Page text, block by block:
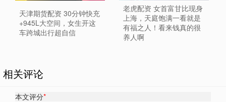
天津期货配资 30分钟快充
+945L大空间，女生开这
车跨城出行超自信
老虎配资 女首富甘比现身
上海，天庭饱满一看就是
有福之人！看来钱真的很
养人啊
相关评论
本文评分*